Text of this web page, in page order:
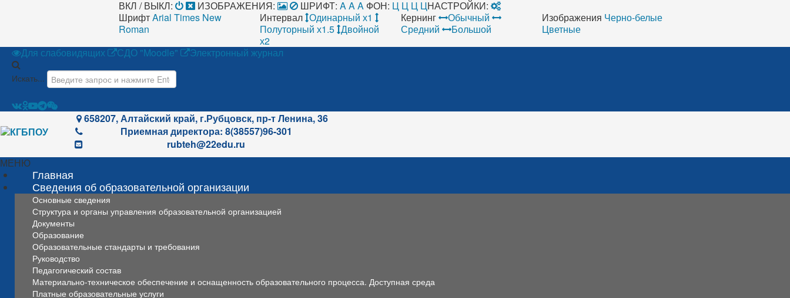
ВКЛ / ВЫКЛ: ИЗОБРАЖЕНИЯ: ШРИФТ: AAA ФОН: Ц Ц Ц ЦНАСТРОЙКИ:
ШрифтArial Times New
Roman
Интервал Одинарный х1
Полуторный х1.5 Двойной
х2
Кернинг
Обычный
Средний
Большой
Изображения Черно-белые
Цветные
Для слабовидящих
СДО "Moodle" Электронный журнал
Искать...
658207, Алтайский край, г.Рубцовск, пр-т Ленина, 36
Приемная директора: 8(38557)96-301
rubteh@22edu.ru
МЕНЮ
Главная
Сведения об образовательной организации
Основные сведения
Структура и органы управления образовательной организацией
Документы
Образование
Образовательные стандарты и требования
Руководство
Педагогический состав
Материально-техническое обеспечение и оснащенность образовательного процесса. Доступная среда
Платные образовательные услуги